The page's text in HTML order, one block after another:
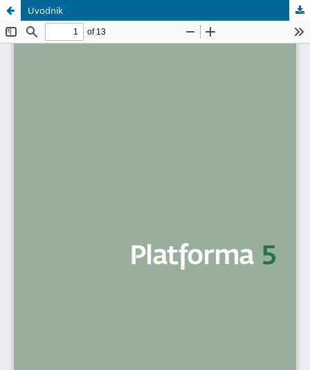
Uvodnik